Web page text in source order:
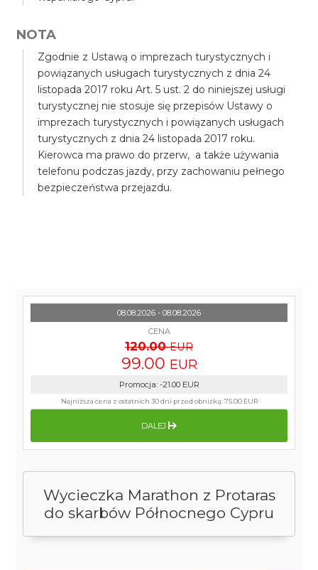
NOTA
Zgodnie z Ustawą o imprezach turystycznych i
powiązanych usługach turystycznych z dnia 24
listopada 2017 roku Art. 5 ust. 2 do niniejszej usługi
turystycznej nie stosuje się przepisów Ustawy o
imprezach turystycznych i powiązanych usługach
turystycznych z dnia 24 listopada 2017 roku.
Kierowca ma prawo do przerw, a także używania
telefonu podczas jazdy, przy zachowaniu pełnego
bezpieczeństwa przejazdu.
Wycieczka Marathon z Protaras
do skarbów Północnego Cypru
08.08.2026 - 08.08.2026
CENA
120.00 EUR
99.00 EUR
Promocja: -21.00 EUR
Najniższa cena z ostatnich 30 dni przed obniżką:75.00 EUR
DALEJ